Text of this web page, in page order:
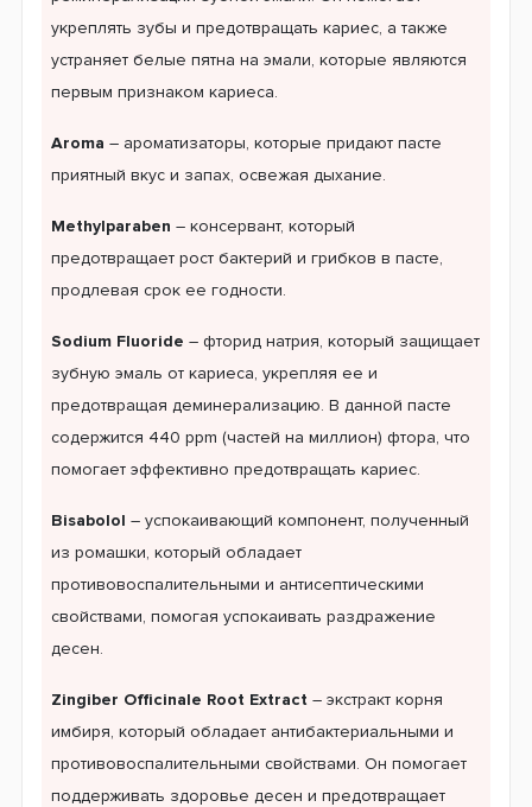
укреплять зубы и предотвращать кариес, а также
устраняет белые пятна на эмали, которые являются
первым признаком кариеса.
Aroma – ароматизаторы, которые придают пасте
приятный вкус и запах, освежая дыхание.
Methylparaben – консервант, который
предотвращает рост бактерий и грибков в пасте,
продлевая срок ее годности.
Sodium Fluoride – фторид натрия, который защищает
зубную эмаль от кариеса, укрепляя ее и
предотвращая деминерализацию. В данной пасте
содержится 440 ppm (частей на миллион) фтора, что
помогает эффективно предотвращать кариес.
Bisabolol – успокаивающий компонент, полученный
из ромашки, который обладает
противовоспалительными и антисептическими
свойствами, помогая успокаивать раздражение
десен.
Zingiber Officinale Root Extract – экстракт корня
имбиря, который обладает антибактериальными и
противовоспалительными свойствами. Он помогает
поддерживать здоровье десен и предотвращает